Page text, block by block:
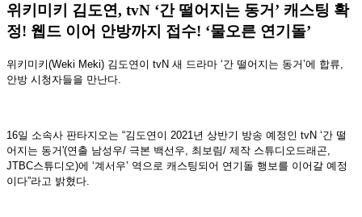
위키미키 김도연, tvN ‘간 떨어지는 동거’ 캐스팅 확
정! 웹드 이어 안방까지 접수! ‘물오른 연기돌’
위키미키(Weki Meki) 김도연이 tvN 새 드라마 ‘간 떨어지는 동거’에 합류,
안방 시청자들을 만난다.
16일 소속사 판타지오는 “김도연이 2021년 상반기 방송 예정인 tvN ‘간 떨
어지는 동거'(연출 남성우/ 극본 백선우, 최보림/ 제작 스튜디오드래곤,
JTBC스튜디오)에 ‘계서우’ 역으로 캐스팅되어 연기돌 행보를 이어갈 예정
이다”라고 밝혔다.